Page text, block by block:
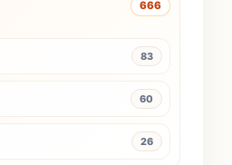
666
83
60
26